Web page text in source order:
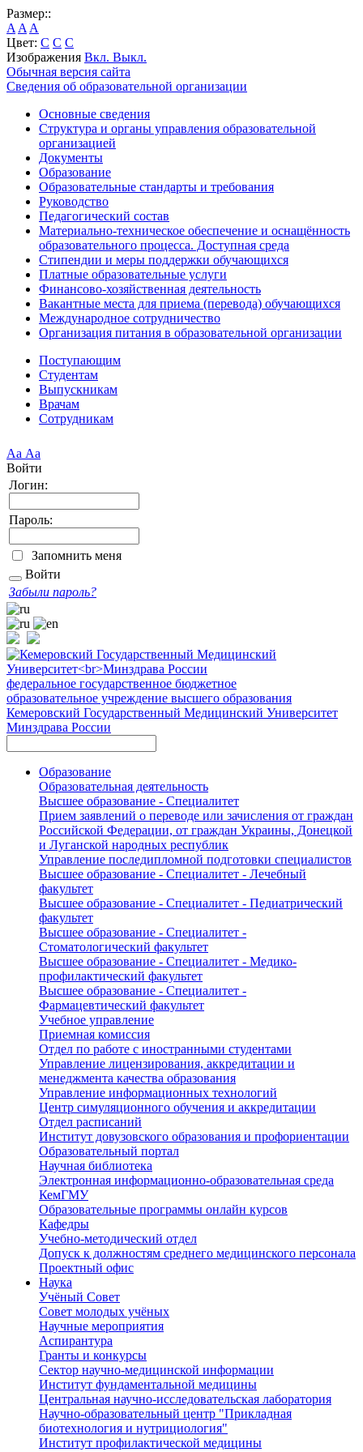
Размер::
A A A
Цвет: C C C
Изображения Вкл. Выкл.
Обычная версия сайта
Сведения об образовательной организации
Основные сведения
Структура и органы управления образовательной
организацией
Документы
Образование
Образовательные стандарты и требования
Руководство
Педагогический состав
Материально-техническое обеспечение и оснащённость
образовательного процесса. Доступная среда
Стипендии и меры поддержки обучающихся
Платные образовательные услуги
Финансово-хозяйственная деятельность
Вакантные места для приема (перевода) обучающихся
Международное сотрудничество
Организация питания в образовательной организации
Поступающим
Студентам
Выпускникам
Врачам
Сотрудникам
Аа Аа
Войти
Логин:
Пароль:
Запомнить меня
Войти
Забыли пароль?
федеральное государственное бюджетное
образовательное учреждение высшего образования
Кемеровский Государственный Медицинский Университет
Минздрава России
Образование
Образовательная деятельность
Высшее образование - Специалитет
Прием заявлений о переводе или зачисления от граждан
Российской Федерации, от граждан Украины, Донецкой
и Луганской народных республик
Управление последипломной подготовки специалистов
Высшее образование - Специалитет - Лечебный
факультет
Высшее образование - Специалитет - Педиатрический
факультет
Высшее образование - Специалитет -
Стоматологический факультет
Высшее образование - Специалитет - Медико-
профилактический факультет
Высшее образование - Специалитет -
Фармацевтический факультет
Учебное управление
Приемная комиссия
Отдел по работе с иностранными студентами
Управление лицензирования, аккредитации и
менеджмента качества образования
Управление информационных технологий
Центр симуляционного обучения и аккредитации
Отдел расписаний
Институт довузовского образования и профориентации
Образовательный портал
Научная библиотека
Электронная информационно-образовательная среда
КемГМУ
Образовательные программы онлайн курсов
Кафедры
Учебно-методический отдел
Допуск к должностям среднего медицинского персонала
Проектный офис
Наука
Учёный Cовет
Совет молодых учёных
Научные мероприятия
Аспирантура
Гранты и конкурсы
Сектор научно-медицинской информации
Институт фундаментальной медицины
Центральная научно-исследовательская лаборатория
Научно-образовательный центр "Прикладная
биотехнология и нутрициология"
Институт профилактической медицины